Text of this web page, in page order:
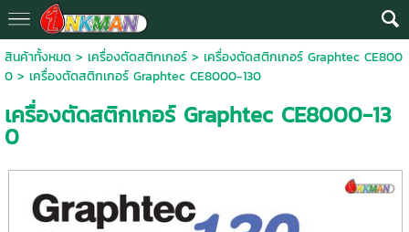
สินค้าทั้งหมด> เครื่องตัดสติกเกอร์> เครื่องตัดสติกเกอร์ Graphtec CE800
0> เครื่องตัดสติกเกอร์ Graphtec CE8000-130
เครื่องตัดสติกเกอร์ Graphtec CE8000-13
0